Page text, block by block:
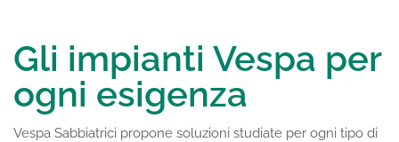
Gli impianti Vespa per
ogni esigenza
Vespa Sabbiatrici propone soluzioni studiate per ogni tipo di